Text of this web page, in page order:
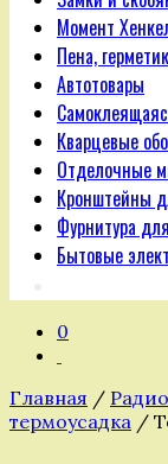
Момент
Пена,
Автотовары
Кварцевые
Отделочные
Кронштейны
Фурнитура
Бытовые
0
Главная /
термоусадка /